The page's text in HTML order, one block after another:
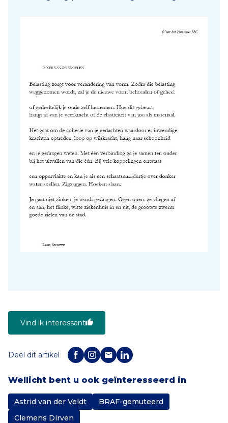
Vind ik interessant
Deel dit artikel
Wellicht bent u ook geïnteresseerd in
Astrid van der Veldt
BRAF-gemuteerd
Clemens Dirven